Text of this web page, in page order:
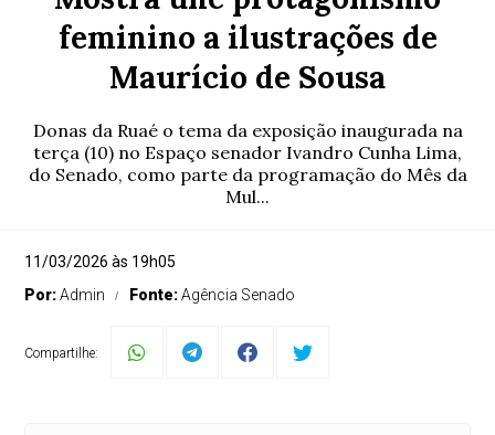
feminino a ilustrações de
Maurício de Sousa
Donas da Ruaé o tema da exposição inaugurada na
terça (10) no Espaço senador Ivandro Cunha Lima,
do Senado, como parte da programação do Mês da
Mul...
11/03/2026 às 19h05
Por:Admin Fonte:Agência Senado
Compartilhe: